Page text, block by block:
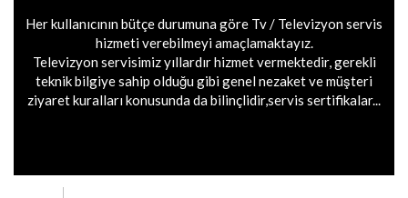
Her kullanıcının bütçe durumuna göre Tv / Televizyon servis
hizmeti verebilmeyi amaçlamaktayız.
Televizyon servisimiz yıllardır hizmet vermektedir, gerekli
teknik bilgiye sahip olduğu gibi genel nezaket ve müşteri
ziyaret kuralları konusunda da bilinçlidir,servis sertifikalar...